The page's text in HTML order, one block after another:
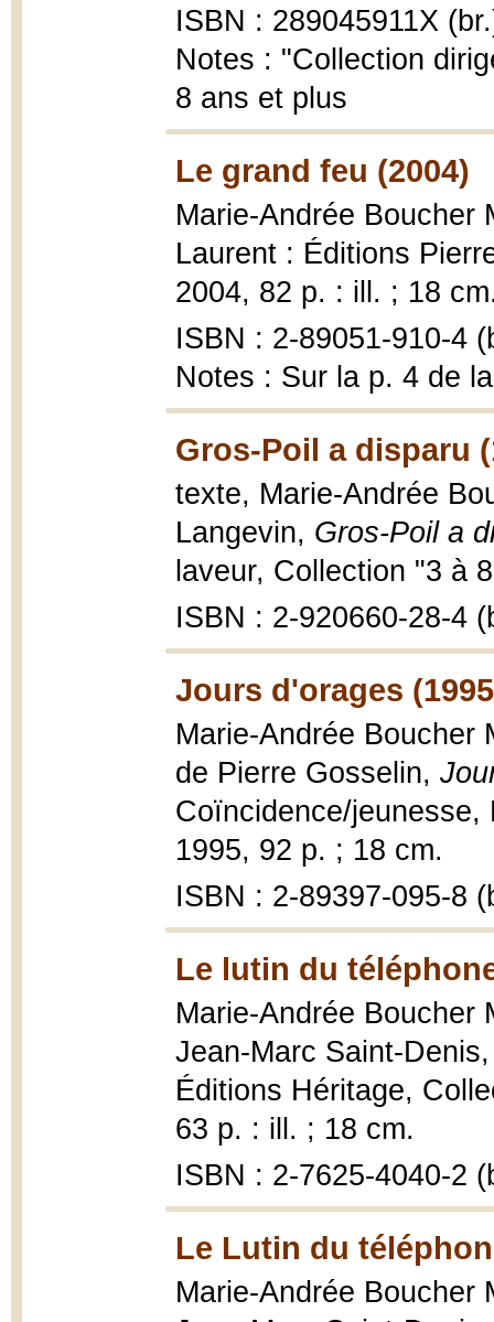
ISBN : 289045911X
Notes : "Collection
8 ans et plus
Le grand feu (2004)
Marie-Andrée Boucher
Laurent : Éditions
2004, 82 p. : ill. ; 18
ISBN : 2-89051-910-4
Notes : Sur la p. 4 de
Gros-Poil a disparu
texte, Marie-Andrée
Langevin, Gros-Poil a
laveur, Collection "3 à
ISBN : 2-920660-28-4
Jours d'orages
Marie-Andrée Boucher
de Pierre Gosselin,
Coïncidence/jeunesse,
1995, 92 p. ; 18 cm.
ISBN : 2-89397-095-8
Le lutin du
Marie-Andrée Boucher
Jean-Marc Saint-
Éditions Héritage,
63 p. : ill. ; 18 cm.
ISBN : 2-7625-4040-2
Le Lutin du
Marie-Andrée Boucher